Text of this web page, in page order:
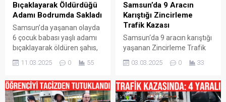
Bıçaklayarak Öldürdüğü
Adamı Bodrumda Sakladı
Samsun’da yaşanan olayda
6 çocuk babası yaşlı adamı
bıçaklayarak öldüren şahıs,
babasının evinin
Korkunç olay, Samsun’un
Canik ilçesi Yavuzselim
11.03.2025 0 55
Samsun’da 9 Aracın
Karıştığı Zincirleme
Trafik Kazası
Samsun‘da 9 aracın karıştığı
yaşanan Zincirleme Trafik
yaralanan olmadığı ve
bildirildi. Samsun‘un Canik
ilçesi 200 Evler mevkisi
03.03.2025 0 33